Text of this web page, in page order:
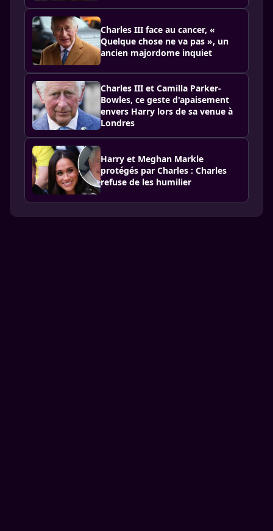
Charles III face au cancer, «
Quelque chose ne va pas », un
ancien majordome inquiet
Charles III et Camilla Parker-
Bowles, ce geste d'apaisement
envers Harry lors de sa venue à
Londres
Harry et Meghan Markle
protégés par Charles : Charles
refuse de les humilier